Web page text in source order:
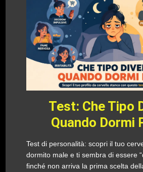
Test: Che Tipo
Quando Dormi
Test di personalità: scopri il tuo
dormito male e ti sembra di essere
finché non arriva la prima scelta